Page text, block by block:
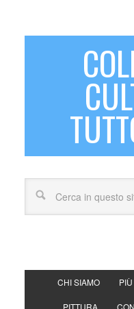
CHI SIAMO
PITTURA